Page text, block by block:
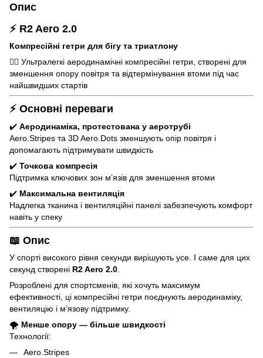
Опис
⚡ R2 Aero 2.0
Компресійні гетри для бігу та триатлону
🏃‍♂️ Ультралегкі аеродинамічні компресійні гетри, створені для
зменшення опору повітря та відтермінування втоми під час
найшвидших стартів
⚡ Основні переваги
✔️ Аеродинаміка, протестована у аеротрубі
Aero.Stripes та 3D Aero.Dots зменшують опір повітря і
допомагають підтримувати швидкість
✔️ Точкова компресія
Підтримка ключових зон м’язів для зменшення втоми
✔️ Максимальна вентиляція
Надлегка тканина і вентиляційні панелі забезпечують комфорт
навіть у спеку
📖 Опис
У спорті високого рівня секунди вирішують усе. І саме для цих
секунд створені R2 Aero 2.0
Розроблені для спортсменів, які хочуть максимум
ефективності, ці компресійні гетри поєднують аеродинаміку,
вентиляцію і м’язову підтримку.
🌪 Менше опору — більше швидкості
Технології:
Aero.Stripes